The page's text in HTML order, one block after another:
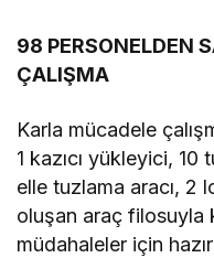
98 PERSONELDEN
ÇALIŞMA
Karla mücadele
1 kazıcı yükleyici,
elle tuzlama aracı, 2
oluşan araç filosuyla
müdahaleler için